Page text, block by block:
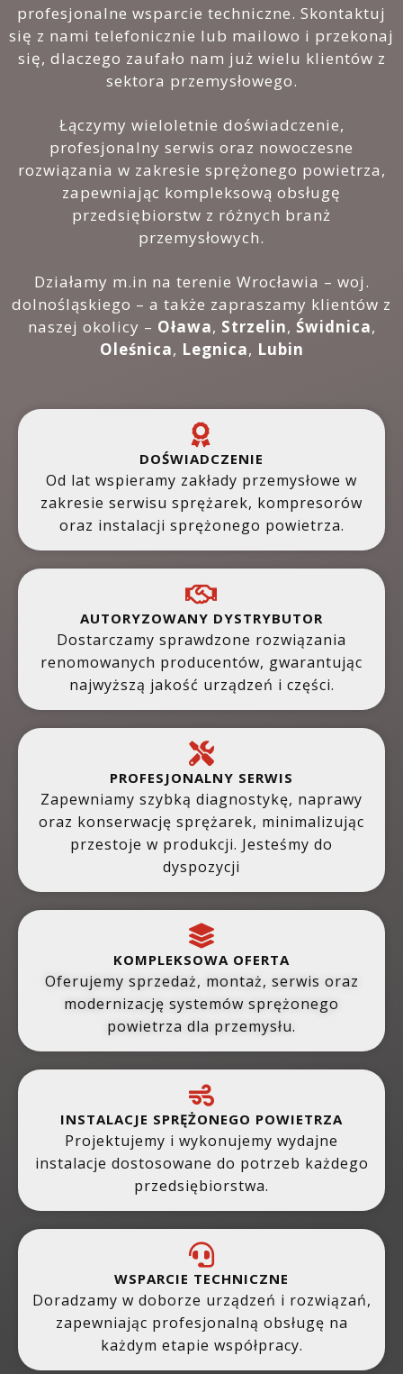
profesjonalne wsparcie techniczne. Skontaktuj
się z nami telefonicznie lub mailowo i przekonaj
się, dlaczego zaufało nam już wielu klientów z
sektora przemysłowego.
Łączymy wieloletnie doświadczenie,
profesjonalny serwis oraz nowoczesne
rozwiązania w zakresie sprężonego powietrza,
zapewniając kompleksową obsługę
przedsiębiorstw z różnych branż
przemysłowych.
Działamy m.in na terenie Wrocławia – woj.
dolnośląskiego – a także zapraszamy klientów z
naszej okolicy – Oława, Strzelin, Świdnica,
Oleśnica, Legnica, Lubin
DOŚWIADCZENIE
Od lat wspieramy zakłady przemysłowe w
zakresie serwisu sprężarek, kompresorów
oraz instalacji sprężonego powietrza.
AUTORYZOWANY DYSTRYBUTOR
Dostarczamy sprawdzone rozwiązania
renomowanych producentów, gwarantując
najwyższą jakość urządzeń i części.
PROFESJONALNY SERWIS
Zapewniamy szybką diagnostykę, naprawy
oraz konserwację sprężarek, minimalizując
przestoje w produkcji. Jesteśmy do
dyspozycji
KOMPLEKSOWA OFERTA
Oferujemy sprzedaż, montaż, serwis oraz
modernizację systemów sprężonego
powietrza dla przemysłu.
INSTALACJE SPRĘŻONEGO POWIETRZA
Projektujemy i wykonujemy wydajne
instalacje dostosowane do potrzeb każdego
przedsiębiorstwa.
WSPARCIE TECHNICZNE
Doradzamy w doborze urządzeń i rozwiązań,
zapewniając profesjonalną obsługę na
każdym etapie współpracy.